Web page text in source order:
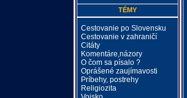
TÉMY
Cestovanie po Slovensku
Cestovanie v zahraničí
Citáty
Komentáre,názory
O čom sa písalo ?
Oprášené zaujímavosti
Príbehy, postrehy
Religiozita